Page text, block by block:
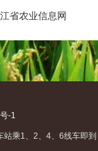
省农业信息网
-1
乘1、2、4、6线车即到